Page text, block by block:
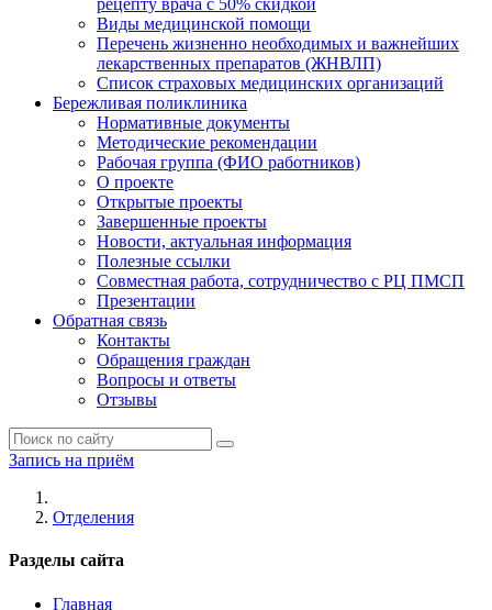
рецепту врача с 50% скидкой
Виды медицинской помощи
Перечень жизненно необходимых и важнейших
лекарственных препаратов (ЖНВЛП)
Список страховых медицинских организаций
Бережливая поликлиника
Нормативные документы
Методические рекомендации
Рабочая группа (ФИО работников)
О проекте
Открытые проекты
Завершенные проекты
Новости, актуальная информация
Полезные ссылки
Совместная работа, сотрудничество с РЦ ПМСП
Презентации
Обратная связь
Контакты
Обращения граждан
Вопросы и ответы
Отзывы
Запись на приём
Отделения
Разделы сайта
Главная